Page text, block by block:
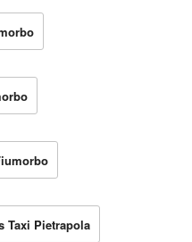
Taxi Pietrapola